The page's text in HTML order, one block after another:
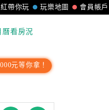
會員帳戶
玩樂地圖
帶你玩
曆看房況
元等你拿！